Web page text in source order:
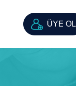
ÜYE OL